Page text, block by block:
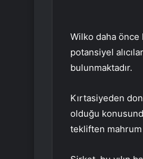
Wilko daha önce
potansiyel
bulunmaktadır.
Kırtasiyeden
olduğu
tekliften mahrum